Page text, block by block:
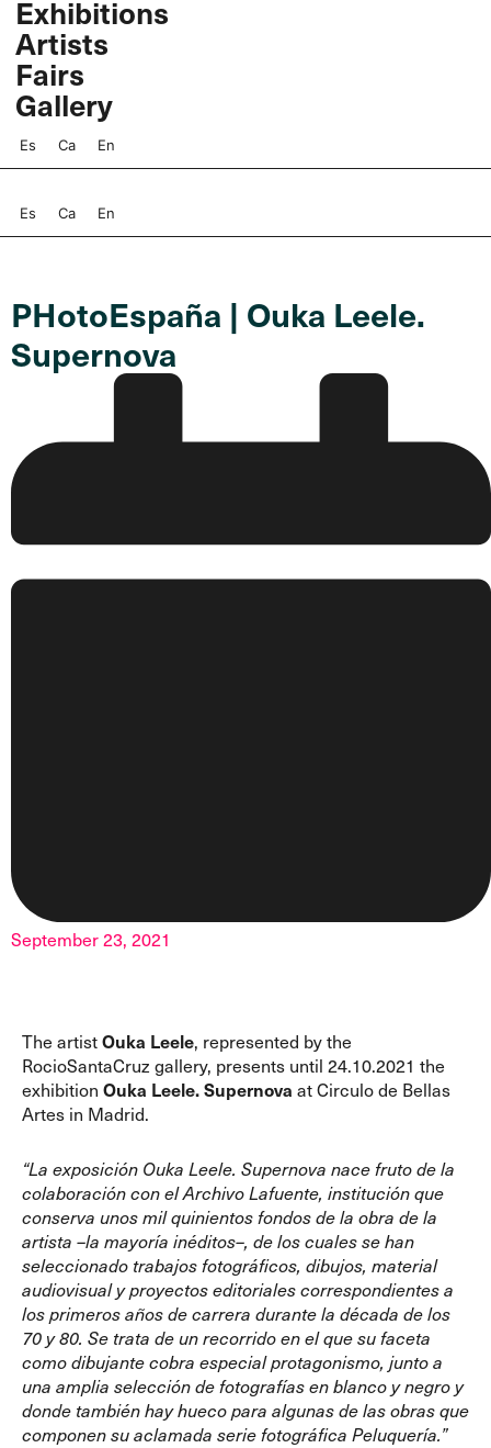
Skip
content
Exhibitions
Artists
Fairs
Gallery
Es Ca En
Es Ca En
PHotoEspaña | Ouka Leele.
Supernova
September 23, 2021
The artistOuka Leele, represented by the
RocioSantaCruz gallery, presents until 24.10.2021 the
exhibition Ouka Leele. Supernova at Circulo de Bellas
Artes in Madrid.
“La exposición Ouka Leele. Supernova nace fruto de la
colaboración con elArchivo Lafuente, institución que
conserva unos mil quinientos fondos de la obra de la
artista –la mayoría inéditos–, de los cuales se han
seleccionado trabajos fotográficos, dibujos, material
audiovisual y proyectos editoriales correspondientes a
los primeros años de carrera durante la década de los
70 y 80. Se trata de un recorrido en el que su faceta
como dibujante cobra especial protagonismo, junto a
una amplia selección de fotografías en blanco y negro y
donde también hay hueco para algunas de las obras que
componen su aclamada serie fotográfica Peluquería.”